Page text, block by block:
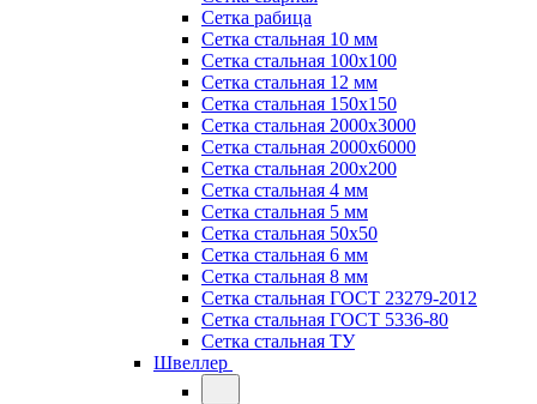
Сетка рабица
Сетка стальная 10 мм
Сетка стальная 100х100
Сетка стальная 12 мм
Сетка стальная 150х150
Сетка стальная 2000х3000
Сетка стальная 2000х6000
Сетка стальная 200х200
Сетка стальная 4 мм
Сетка стальная 5 мм
Сетка стальная 50х50
Сетка стальная 6 мм
Сетка стальная 8 мм
Сетка стальная ГОСТ 23279-2012
Сетка стальная ГОСТ 5336-80
Сетка стальная ТУ
Швеллер